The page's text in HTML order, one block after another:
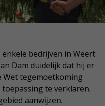
bedrijven in Weert
Dam duidelijk dat hij er
Wet tegemoetkoming
toepassing te verklaren.
aanwijzen.